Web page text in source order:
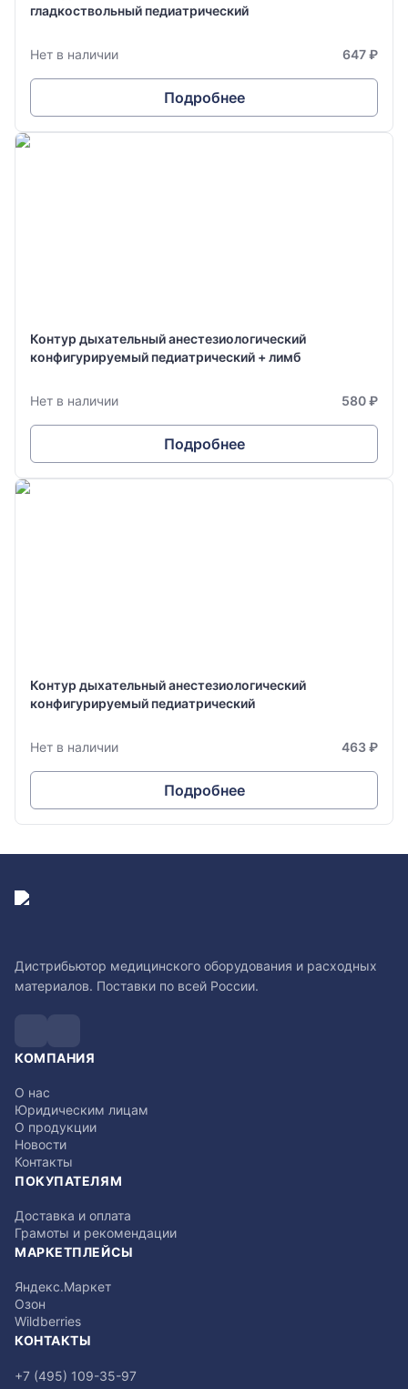
гладкоствольный педиатрический
Нет в наличии 647 ₽
Подробнее
Контур дыхательный анестезиологический
конфигурируемый педиатрический + лимб
Нет в наличии 580 ₽
Подробнее
Контур дыхательный анестезиологический
конфигурируемый педиатрический
Нет в наличии 463 ₽
Подробнее
Дистрибьютор медицинского оборудования и расходных
материалов. Поставки по всей России.
КОМПАНИЯ
О нас
Юридическим лицам
О продукции
Новости
Контакты
ПОКУПАТЕЛЯМ
Доставка и оплата
Грамоты и рекомендации
МАРКЕТПЛЕЙСЫ
Яндекс.Маркет
Озон
Wildberries
КОНТАКТЫ
+7 (495) 109-35-97